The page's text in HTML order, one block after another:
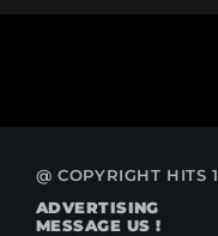
@ COPYRIGHT HITS 1
ADVERTISING
MESSAGE US !